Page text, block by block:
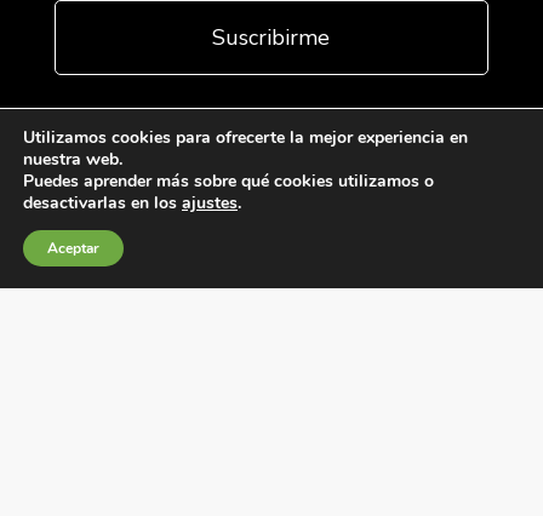
Política de Cookies
Utilizamos cookies para ofrecerte la mejor experiencia en
nuestra web.
Puedes aprender más sobre qué cookies utilizamos o
desactivarlas en los ajustes.
Aceptar